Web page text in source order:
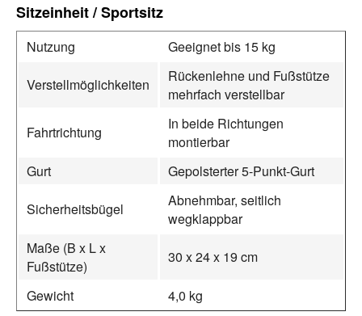
Sitzeinheit / Sportsitz
Nutzung Geeignet bis 15 kg
Verstellmöglichkeiten
Rückenlehne und Fußstütze
mehrfach verstellbar
Fahrtrichtung
In beide Richtungen
montierbar
Gurt
Gepolsterter 5-Punkt-Gurt
Sicherheitsbügel
Abnehmbar, seitlich
wegklappbar
Maße (B x L x
Fußstütze)
30 x 24 x 19 cm
Gewicht 4,0 kg